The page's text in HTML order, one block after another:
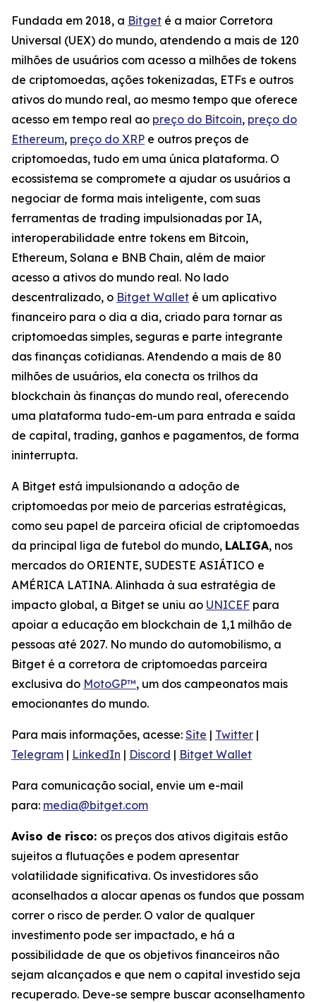
Fundada em 2018, a Bitget é a maior Corretora
Universal (UEX) do mundo, atendendo a mais de 120
milhões de usuários com acesso a milhões de tokens
de criptomoedas, ações tokenizadas, ETFs e outros
ativos do mundo real, ao mesmo tempo que oferece
acesso em tempo real ao preço do Bitcoin, preço do
Ethereum, preço do XRP e outros preços de
criptomoedas, tudo em uma única plataforma. O
ecossistema se compromete a ajudar os usuários a
negociar de forma mais inteligente, com suas
ferramentas de trading impulsionadas por IA,
interoperabilidade entre tokens em Bitcoin,
Ethereum, Solana e BNB Chain, além de maior
acesso a ativos do mundo real. No lado
descentralizado, o Bitget Wallet é um aplicativo
financeiro para o dia a dia, criado para tornar as
criptomoedas simples, seguras e parte integrante
das finanças cotidianas. Atendendo a mais de 80
milhões de usuários, ela conecta os trilhos da
blockchain às finanças do mundo real, oferecendo
uma plataforma tudo-em-um para entrada e saída
de capital, trading, ganhos e pagamentos, de forma
ininterrupta.
A Bitget está impulsionando a adoção de
criptomoedas por meio de parcerias estratégicas,
como seu papel de parceira oficial de criptomoedas
da principal liga de futebol do mundo, LALIGA, nos
mercados do ORIENTE, SUDESTE ASIÁTICO e
AMÉRICA LATINA. Alinhada à sua estratégia de
impacto global, a Bitget se uniu ao UNICEF para
apoiar a educação em blockchain de 1,1 milhão de
pessoas até 2027. No mundo do automobilismo, a
Bitget é a corretora de criptomoedas parceira
exclusiva do MotoGP™, um dos campeonatos mais
emocionantes do mundo.
Para mais informações, acesse: Site | Twitter |
Telegram | LinkedIn | Discord | Bitget Wallet
Para comunicação social, envie um e-mail
para: media@bitget.com
Aviso de risco: os preços dos ativos digitais estão
sujeitos a flutuações e podem apresentar
volatilidade significativa. Os investidores são
aconselhados a alocar apenas os fundos que possam
correr o risco de perder. O valor de qualquer
investimento pode ser impactado, e há a
possibilidade de que os objetivos financeiros não
sejam alcançados e que nem o capital investido seja
recuperado. Deve-se sempre buscar aconselhamento